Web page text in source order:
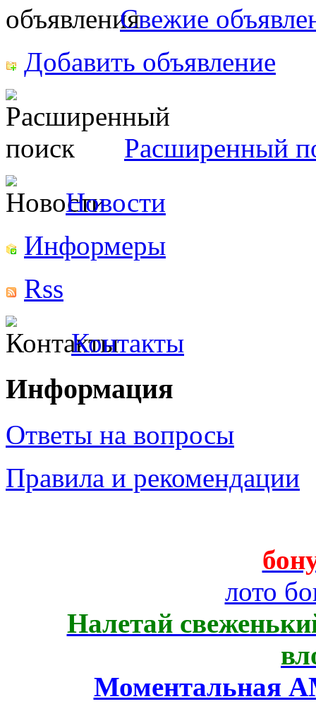
Свежие
Добавить объявление
Расширенный
Новости
Информеры
Rss
Контакты
Информация
Ответы на вопросы
Правила и рекомендации
лото
Налетай
Моментальная